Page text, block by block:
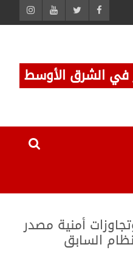
في الشرق الأوسط
أمنية مصدر
السابق